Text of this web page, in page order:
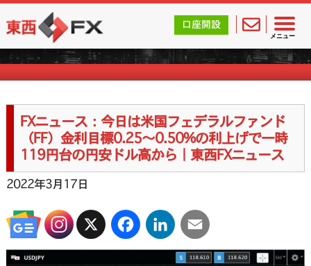
メニュー
東西FX｜海外FX会社（ブローカー）の無料口座開設サポ
口座開設
FXニュース一覧
FXニュース：今日は米国フェデラルファンド
（FF）金利目標0.25～0.50%の利上げで一時
119円台の円安ドル高から｜東西FXニュース
2022年3月17日
X FacebookLinkedInEmail